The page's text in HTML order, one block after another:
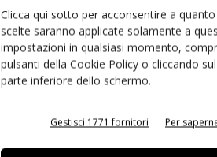
Clicca qui sotto per acconsentire a
scelte saranno applicate solamente a
impostazioni in qualsiasi momento,
pulsanti della Cookie Policy o cliccando
parte inferiore dello schermo.
Gestisci 1771 fornitori Per